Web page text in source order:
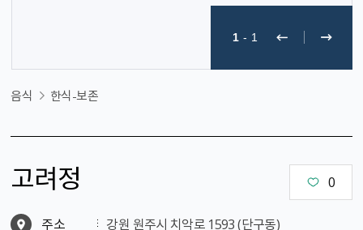
1 - 1
음식 한식-보존
고려정 0
주소
강원 원주시 치악로 1593 (단구동)